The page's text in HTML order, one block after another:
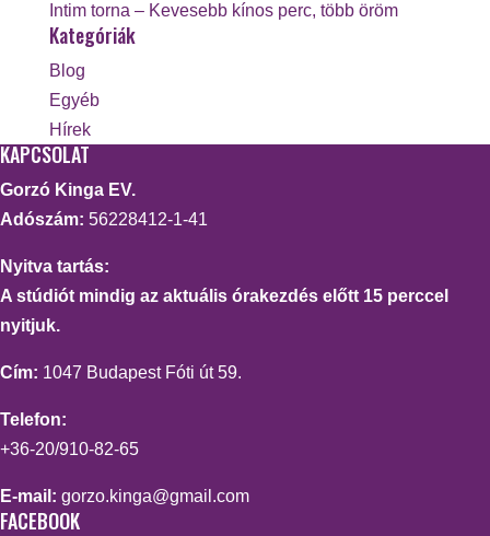
Intim torna – Kevesebb kínos perc, több öröm
Kategóriák
Blog
Egyéb
Hírek
KAPCSOLAT
Gorzó Kinga EV.
Adószám: 56228412-1-41
Nyitva tartás:
A stúdiót mindig az aktuális órakezdés előtt 15 perccel
nyitjuk.
Cím: 1047 Budapest Fóti út 59.
Telefon:
+36-20/910-82-65
E-mail: gorzo.kinga@gmail.com
FACEBOOK